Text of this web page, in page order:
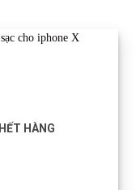
HẾT HÀNG